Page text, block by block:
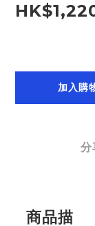
加入購
分
商品描